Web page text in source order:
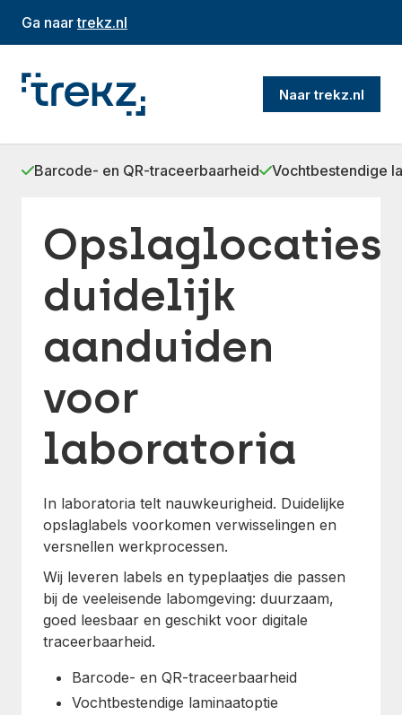
Ga naartrekz.nl
Naar trekz.nl
Barcode- en QR-traceerbaarheid Vochtbestendige
Opslaglocaties
duidelijk
aanduiden
voor
laboratoria
In laboratoria telt nauwkeurigheid. Duidelijke
opslaglabels voorkomen verwisselingen en
versnellen werkprocessen.
Wij leveren labels en typeplaatjes die passen
bij de veeleisende labomgeving: duurzaam,
goed leesbaar en geschikt voor digitale
traceerbaarheid.
Barcode- en QR-traceerbaarheid
Vochtbestendige laminaatoptie